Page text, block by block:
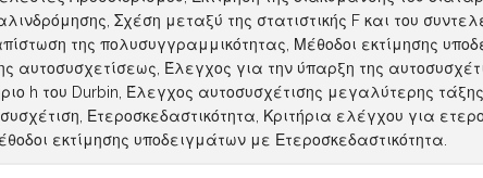
Σχέση μεταξύ της στατιστικής F και του
της πολυσυγγραμμικότητας, Μέθοδοι εκτίμησης
αυτοσυσχετίσεως, Έλεγχος για την ύπαρξη της
h του Durbin, Έλεγχος αυτοσυσχέτισης μεγαλύτερης
Ετεροσκεδαστικότητα, Κριτήρια ελέγχου για
εκτίμησης υποδειγμάτων με Ετεροσκεδαστικότητα.